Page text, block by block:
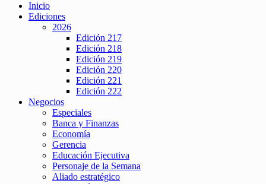
Inicio
Ediciones
2026
Edición 217
Edición 218
Edición 219
Edición 220
Edición 221
Edición 222
Negocios
Especiales
Banca y Finanzas
Economía
Gerencia
Educación Ejecutiva
Personaje de la Semana
Aliado estratégico